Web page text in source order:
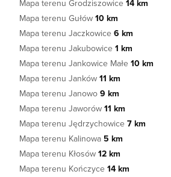
Mapa terenu Grodziszowice 14 km
Mapa terenu Gułów 10 km
Mapa terenu Jaczkowice 6 km
Mapa terenu Jakubowice 1 km
Mapa terenu Jankowice Małe 10 km
Mapa terenu Janków 11 km
Mapa terenu Janowo 9 km
Mapa terenu Jaworów 11 km
Mapa terenu Jędrzychowice 7 km
Mapa terenu Kalinowa 5 km
Mapa terenu Kłosów 12 km
Mapa terenu Kończyce 14 km